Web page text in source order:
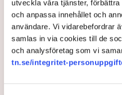
utveckla våra tjänster,
och anpassa innehållet och
användare. Vi vidarebefordrar
samlas in via cookies till de
och analysföretag som vi
tn.se/integritet-
Norrköping.
Förändringen från allmän
medger att den kan hyras ut
villkor. Det kräver dock en
kommunen vilket är en
vara klar i slutet av nästa år
och ett flertal andra